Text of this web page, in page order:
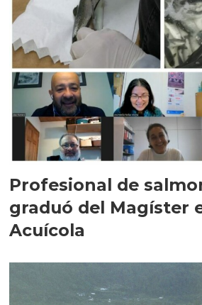
Profesional de
graduó del Magíster
Acuícola